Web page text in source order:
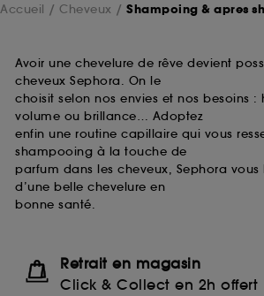
Accueil Cheveux Shampoing & apres
Avoir une chevelure de rêve devient
cheveux Sephora. On le
choisit selon nos envies et nos besoins :
volume ou brillance… Adoptez
enfin une routine capillaire qui vous
shampooing à la touche de
parfum dans les cheveux, Sephora vous
d’une belle chevelure en
bonne santé.
Retrait en magasin
Click & Collect en 2h offert